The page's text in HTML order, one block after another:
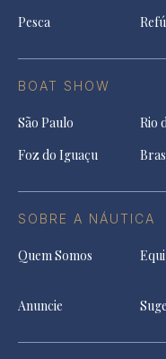
Pesca
BOAT SHOW
São Paulo Rio
Foz do Iguaçu
SOBRE A NÁUTICA
Quem Somos
Anuncie